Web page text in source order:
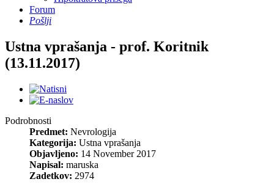
Forum
Pošlji
Ustna vprašanja - prof. Koritnik
(13.11.2017)
Podrobnosti
Predmet: Nevrologija
Kategorija: Ustna vprašanja
Objavljeno: 14 November 2017
Napisal: maruska
Zadetkov: 2974